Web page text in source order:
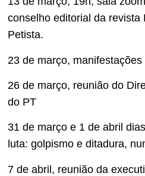
conselho editorial da revista
Petista.
23 de março, manifestações
26 de março, reunião do
do PT
31 de março e 1 de abril
luta: golpismo e ditadura,
7 de abril, reunião da